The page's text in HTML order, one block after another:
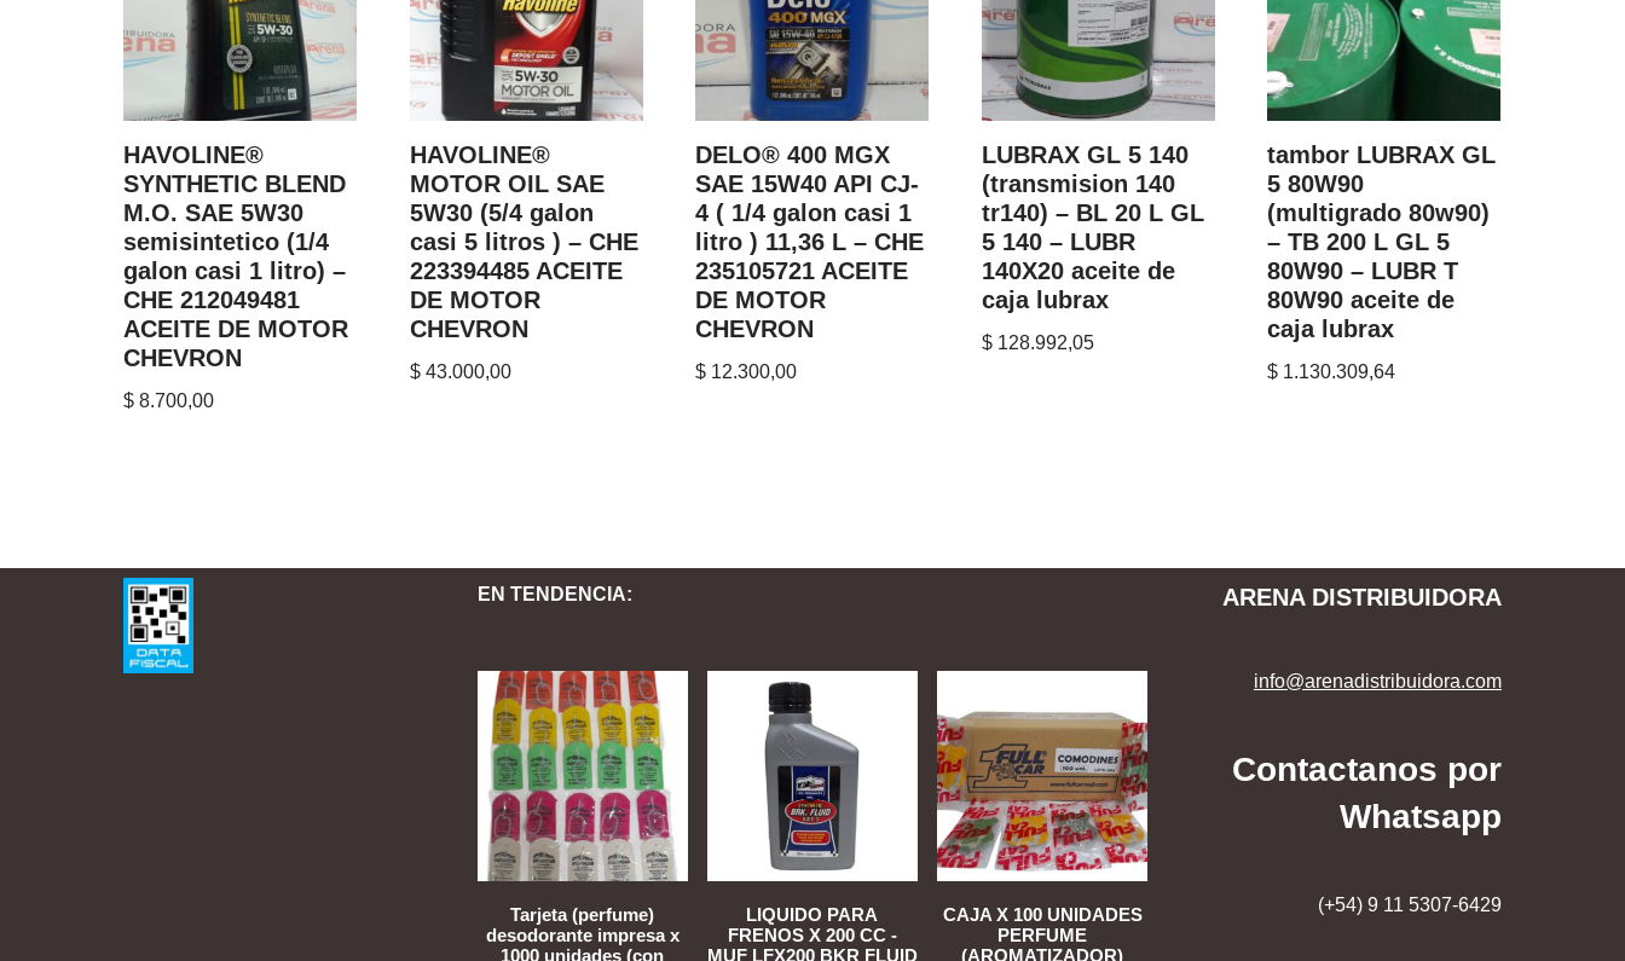
HAVOLINE®
SYNTHETIC BLEND
M.O. SAE 5W30
semisintetico (1/4
galon casi 1 litro) –
CHE 212049481
ACEITE DE MOTOR
CHEVRON
$ 8.700,00
HAVOLINE®
MOTOR OIL SAE
5W30 (5/4 galon
casi 5 litros ) – CHE
223394485 ACEITE
DE MOTOR
CHEVRON
$43.000,00
DELO® 400 MGX
SAE 15W40 API CJ-
4 ( 1/4 galon casi 1
litro ) 11,36 L – CHE
235105721 ACEITE
DE MOTOR
CHEVRON
$ 12.300,00
LUBRAX GL 5 140
(transmision 140
tr140) – BL 20 L GL
5 140 – LUBR
140X20 aceite de
caja lubrax
$128.992,05
tambor LUBRAX GL
5 80W90
(multigrado 80w90)
– TB 200 L GL 5
80W90 – LUBR T
80W90 aceite de
caja lubrax
$ 1.130.309,64
EN TENDENCIA:
Tarjeta (perfume)
desodorante impresa x
1000 unidades (con
LIQUIDO PARA
FRENOS X 200 CC -
MUF LFX200 BKR FLUID
CAJA X 100 UNIDADES
PERFUME
(AROMATIZADOR)
ARENA DISTRIBUIDORA
info@arenadistribuidora.com
Contactanos por
Whatsapp
(+54) 9 11 5307-6429